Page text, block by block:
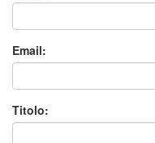
Email:
Titolo: